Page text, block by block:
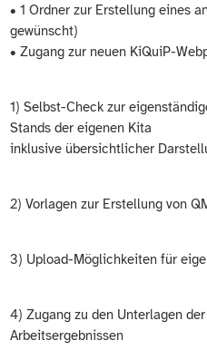
• 1 Ordner zur Erstellung eines
gewünscht)
• Zugang zur neuen KiQuiP-
1) Selbst-Check zur
Stands der eigenen Kita
inklusive übersichtlicher
2) Vorlagen zur Erstellung von
3) Upload-Möglichkeiten für
4) Zugang zu den Unterlagen
Arbeitsergebnissen